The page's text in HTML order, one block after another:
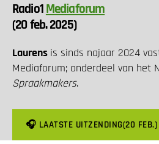
Radio1Mediaforum
(20 feb. 2025)
Laurens is sinds najaar 2024
Mediaforum; onderdeel van het
Spraakmakers.
🎧 LAATSTE UITZENDING(20 FEB.)